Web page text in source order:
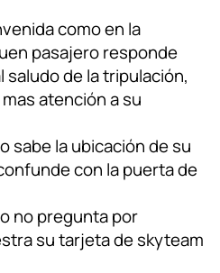
como en la
pasajero responde
saludo de la tripulación,
atención a su
sabe la ubicación de su
con la puerta de
no pregunta por
su tarjeta de skyteam